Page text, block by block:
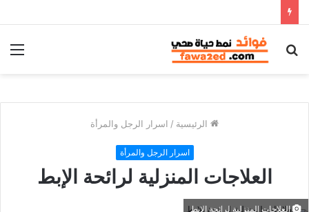
بحث
الرئيسية / اسرار الرجل والمرأة
اسرار الرجل والمرأة
العلاجات المنزلية لرائحة الإبط
العلاجات المنزلية لرائحة الإبط